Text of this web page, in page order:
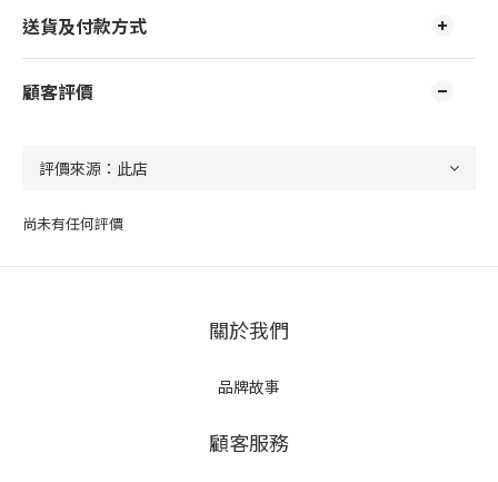
送貨及付款方式
顧客評價
尚未有任何評價
關於我們
品牌故事
顧客服務